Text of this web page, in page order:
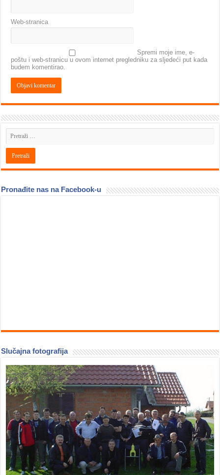
Web-stranica
Spremi moje ime, e-
poštu i web-stranicu u ovom internet pregledniku za sljedeći put kada
budem komentirao.
Pronađite nas na Facebook-u
Slučajna fotografija